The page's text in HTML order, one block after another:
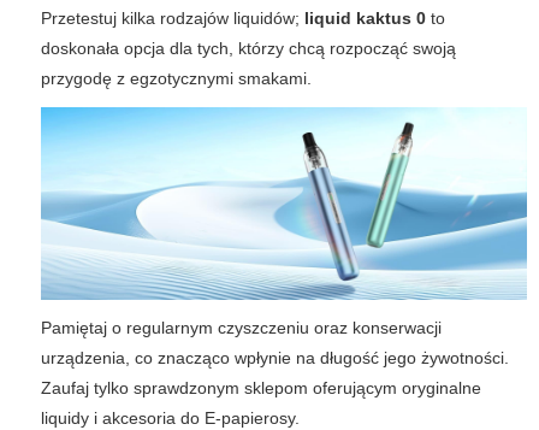
Przetestuj kilka rodzajów liquidów; liquid kaktus 0 to
doskonała opcja dla tych, którzy chcą rozpocząć swoją
przygodę z egzotycznymi smakami.
Pamiętaj o regularnym czyszczeniu oraz konserwacji
urządzenia, co znacząco wpłynie na długość jego żywotności.
Zaufaj tylko sprawdzonym sklepom oferującym oryginalne
liquidy i akcesoria do E-papierosy.